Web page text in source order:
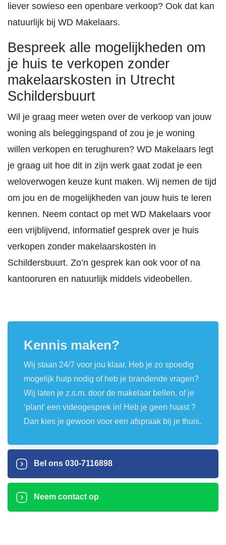
liever sowieso een openbare verkoop? Ook dat kan
natuurlijk bij WD Makelaars.
Bespreek alle mogelijkheden om
je huis te verkopen zonder
makelaarskosten in Utrecht
Schildersbuurt
Wil je graag meer weten over de verkoop van jouw
woning als beleggingspand of zou je je woning
willen verkopen en terughuren? WD Makelaars legt
je graag uit hoe dit in zijn werk gaat zodat je een
weloverwogen keuze kunt maken. Wij nemen de tijd
om jou en de mogelijkheden van jouw huis te leren
kennen. Neem contact op met WD Makelaars voor
een vrijblijvend, informatief gesprek over je huis
verkopen zonder makelaarskosten in
Schildersbuurt. Zo’n gesprek kan ook voor of na
kantooruren en natuurlijk middels videobellen.
Kennis maken?
Wij staan 24/7 voor jou klaar. Heb je zo spoedig
mogelijk hulp nodig of heb je brandende vragen?
Wij laten je z.s.m. door de makelaar bellen, of je
‘plant’ een videogesprek in! Heb je geen haast ?
Dan kies je gewoon voor een afspraak bij je thuis.
Bel ons 030-7116898
Neem contact op